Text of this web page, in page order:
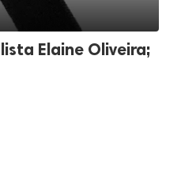
Elaine Oliveira;